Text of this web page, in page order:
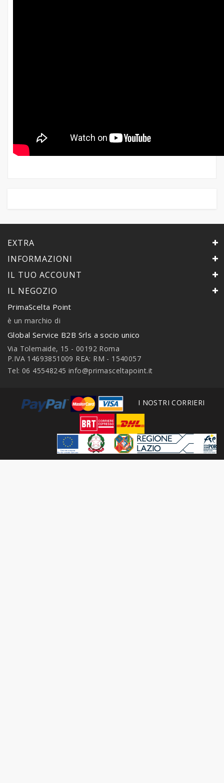
EXTRA
INFORMAZIONI
IL TUO ACCOUNT
IL NEGOZIO
PrimaScelta Point
è un marchio di
Global Service B2B Srls a socio unico
Via Tolemaide, 15 - 00192 Roma
P.IVA 14693851009 REA: RM - 1540057
Tel: 06 45548245 info@primasceltapoint.it
I NOSTRI CORRIERI